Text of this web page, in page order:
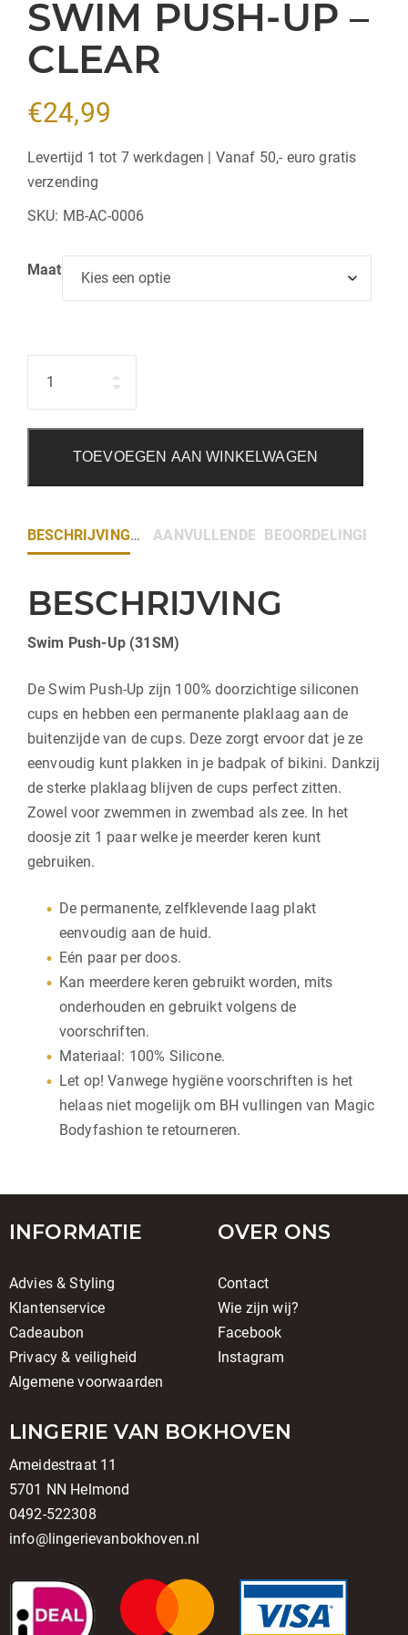
SWIM PUSH-UP –
CLEAR
€24,99
Levertijd 1 tot 7 werkdagen | Vanaf 50,- euro gratis
verzending
SKU: MB-AC-0006
Maat
TOEVOEGEN AAN WINKELWAGEN
BESCHRIJVING AANVULLENDE INFORMATIE
BEOORDELINGEN (0)
BESCHRIJVING
Swim Push-Up (31SM)
De Swim Push-Up zijn 100% doorzichtige siliconen
cups en hebben een permanente plaklaag aan de
buitenzijde van de cups. Deze zorgt ervoor dat je ze
eenvoudig kunt plakken in je badpak of bikini. Dankzij
de sterke plaklaag blijven de cups perfect zitten.
Zowel voor zwemmen in zwembad als zee. In het
doosje zit 1 paar welke je meerder keren kunt
gebruiken.
De permanente, zelfklevende laag plakt
eenvoudig aan de huid.
Eén paar per doos.
Kan meerdere keren gebruikt worden, mits
onderhouden en gebruikt volgens de
voorschriften.
Materiaal: 100% Silicone.
Let op! Vanwege hygiëne voorschriften is het
helaas niet mogelijk om BH vullingen van Magic
Bodyfashion te retourneren.
INFORMATIE
Advies & Styling
Klantenservice
Cadeaubon
Privacy & veiligheid
Algemene voorwaarden
OVER ONS
Contact
Wie zijn wij?
Facebook
Instagram
LINGERIE VAN BOKHOVEN
Ameidestraat 11
5701 NN Helmond
0492-522308
info@lingerievanbokhoven.nl